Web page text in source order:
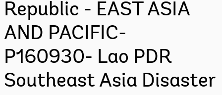
Republic - EAST ASIA
AND PACIFIC-
P160930- Lao PDR
Southeast Asia Disaster